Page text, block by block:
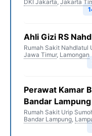
DKI Jakarta, Jakarta
Ahli Gizi RS
Rumah Sakit Nahdlatul
Jawa Timur, Lamongan
Perawat Kamar
Bandar Lampung
Rumah Sakit Urip
Bandar Lampung,